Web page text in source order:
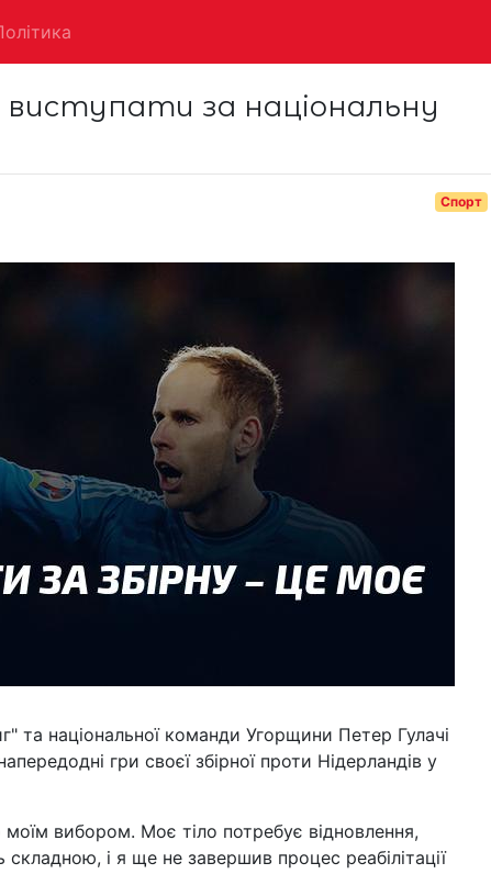
за національну
Спорт
та національної команди Угорщини Петер Гулачі
гри своєї збірної проти Нідерландів у
вибором. Моє тіло потребує відновлення,
і я ще не завершив процес реабілітації